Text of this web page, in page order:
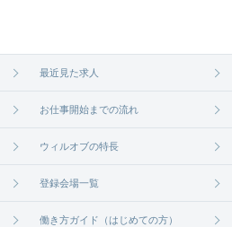
最近見た求人
お仕事開始までの流れ
ウィルオブの特長
登録会場一覧
働き方ガイド（はじめての方）